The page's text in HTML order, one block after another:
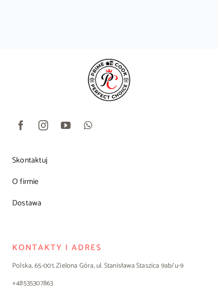
Skontaktuj
O firmie
Dostawa
KONTAKTY I ADRES
Polska, 65-001, Zielona Góra, ul. Stanisława Staszica 9ab/u-9
+48535307863